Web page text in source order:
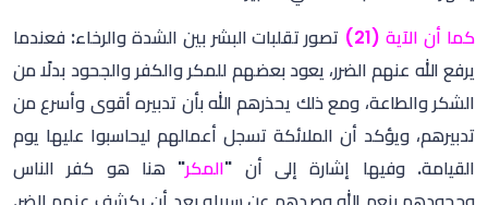
كما أن الآية (21)
تصور تقلبات البشر بين الشدة والرخاء: فعندما
يرفع الله عنهم الضرر، يعود بعضهم للمكر والكفر والجحود بدلًا من
الشكر والطاعة، ومع ذلك يحذرهم الله بأن تدبيره أقوى وأسرع من
تدبيرهم، ويؤكد أن الملائكة تسجل أعمالهم ليحاسبوا عليها يوم
القيامة. وفيها إشارة إلى أن "المكر" هنا هو كفر الناس